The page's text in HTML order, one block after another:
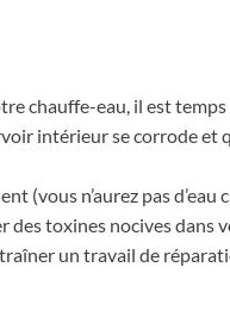
chauffe-eau, il est
intérieur se corrode
(vous n’aurez pas
toxines nocives dans
un travail de